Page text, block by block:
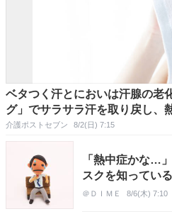
ベタつく汗とにおいは汗腺の老
グ」でサラサラ汗を取り戻し、
介護ポストセブン 8/2(日) 7:15
「熱中症かな…
スクを知ってい
＠ＤＩＭＥ 8/6(木) 7:10